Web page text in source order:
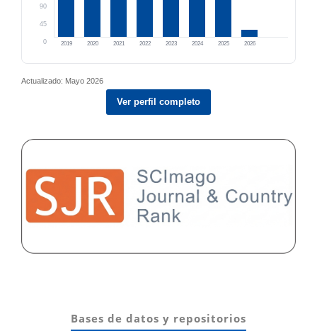
90
45
0 2019 2020 2021 2022 2023 2024 2025 2026
Actualizado: Mayo 2026
Ver perfil completo
Bases de datos y repositorios